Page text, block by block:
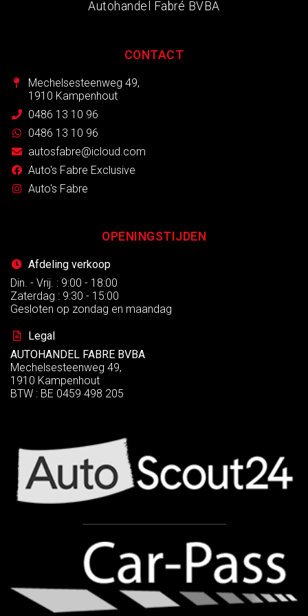
Autohandel Fabré BVBA
CONTACT
Mechelsesteenweg 49,
1910 Kampenhout
0486 13 10 96
0486 13 10 96
autosfabre@icloud.com
Auto's Fabre Exclusive
Auto's Fabre
OPENINGSTIJDEN
Afdeling verkoop
Din. - Vrij. : 9:00 - 18:00
Zaterdag : 9:30 - 15:00
Gesloten op zondag en maandag
Legal
AUTOHANDEL FABRE BVBA
Mechelsesteenweg 49,
1910 Kampenhout
BTW : BE 0459 498 205